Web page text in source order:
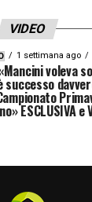
VIDEO
1 settimana ago
voleva
successo
ESCLUSIVA e